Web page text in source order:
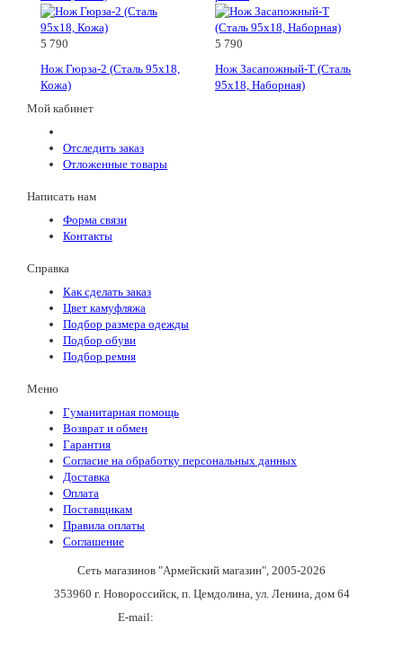
5 790
Нож Гюрза-2 (Сталь 95х18,
Кожа)
5 790
Нож Засапожный-Т (Сталь
95х18, Наборная)
Мой кабинет
Отследить заказ
Отложенные товары
Написать нам
Форма связи
Контакты
Справка
Как сделать заказ
Цвет камуфляжа
Подбор размера одежды
Подбор обуви
Подбор ремня
Меню
Гуманитарная помощь
Возврат и обмен
Гарантия
Согласие на обработку персональных данных
Доставка
Оплата
Поставщикам
Правила оплаты
Соглашение
Сеть магазинов "Армейский магазин" , 2005-2026
353960 г. Новороссийск, п. Цемдолина, ул. Ленина, дом 64
E-mail: